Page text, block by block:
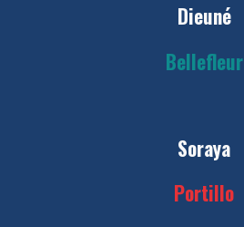
Dieuné
Bellefleur
Soraya
Portillo